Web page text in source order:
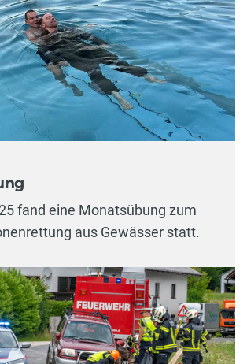
fand eine Monatsübung zum
aus Gewässer statt.